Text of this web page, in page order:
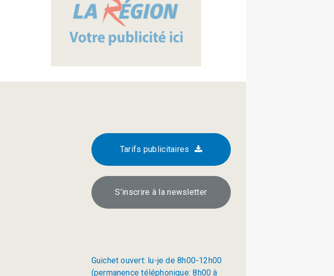
Tarifs publicitaires
S’inscrire à la newsletter
Guichet ouvert: lu-je de 8h00-12h00
(permanence téléphonique: 8h00 à